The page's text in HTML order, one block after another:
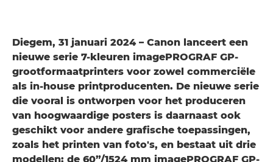
Diegem, 31 januari 2024 – Canon lanceert een
nieuwe serie 7-kleuren imagePROGRAF GP-
grootformaatprinters voor zowel commerciële
als in-house printproducenten. De nieuwe serie
die vooral is ontworpen voor het produceren
van hoogwaardige posters is daarnaast ook
geschikt voor andere grafische toepassingen,
zoals het printen van foto's, en bestaat uit drie
modellen: de 60”/1524 mm imagePROGRAF GP-